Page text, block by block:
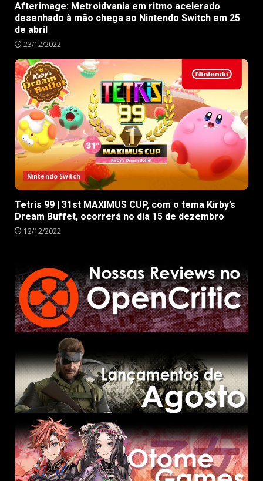
Afterimage: Metroidvania em ritmo acelerado
desenhado à mão chega ao Nintendo Switch em 25
de abril
23/12/2022
Nintendo Switch
Tetris 99 | 31st MAXIMUS CUP, com o tema Kirby’s
Dream Buffet, ocorrerá no dia 15 de dezembro
12/12/2022